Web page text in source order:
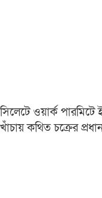
সিলেটে ওয়ার্ক
খাঁচায় কথিত চক্রের